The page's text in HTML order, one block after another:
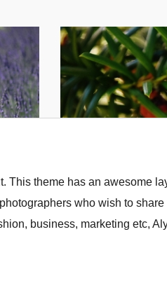
This theme has an awesome
who wish to share
business, marketing etc,